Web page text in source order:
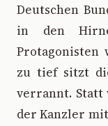
Deutschen
in den
zu tief sitzt
verrannt. Statt
der Kanzler